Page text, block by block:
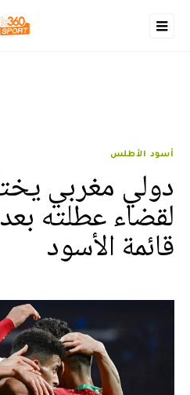
أسود الأطلس
دولي مغربي
لقضاء عطلته
قائمة الأسود